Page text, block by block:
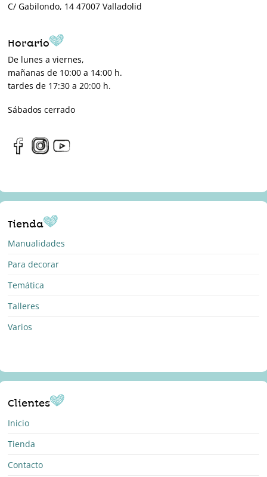
C/ Gabilondo, 14 47007 Valladolid
Horario
De lunes a viernes,
mañanas de 10:00 a 14:00 h.
tardes de 17:30 a 20:00 h.
Sábados cerrado
Tienda
Manualidades
Para decorar
Temática
Talleres
Varios
Clientes
Inicio
Tienda
Contacto